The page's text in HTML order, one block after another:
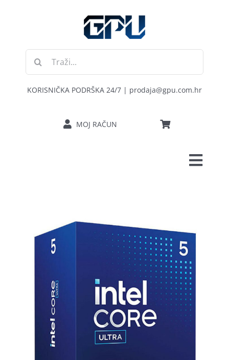
Traži...
KORISNIČKA PODRŠKA 24/7 | prodaja@gpu.com.hr
MOJ RAČUN
KOMPONENTE
PERIFERIJA
KABELI I KONEKTORI
MREŽNA OPREMA
POTROŠNI